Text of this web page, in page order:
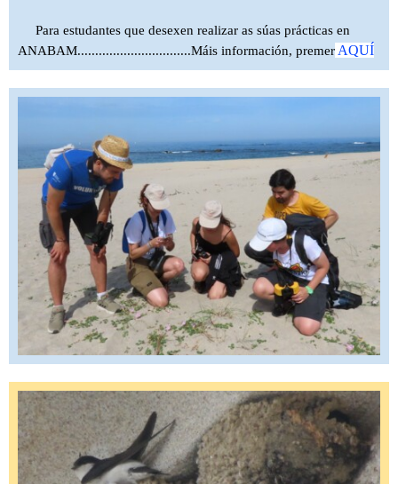
Para estudantes que desexen realizar as súas prácticas en
ANABAM................................Máis información, premer AQUÍ